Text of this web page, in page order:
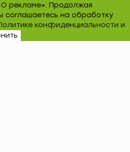
рекламе». Продолжая
соглашаетесь на обработку
конфиденциальности и